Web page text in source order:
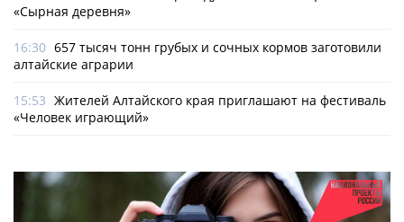
«Сырная деревня»
16:30 657 тысяч тонн грубых и сочных кормов заготовили
алтайские аграрии
15:53 Жителей Алтайского края приглашают на фестиваль
«Человек играющий»